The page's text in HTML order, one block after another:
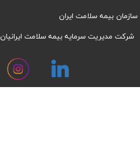
سازمان بیمه سلامت ایران
شرکت مدیریت سرمایه بیمه سلامت ایرانیان